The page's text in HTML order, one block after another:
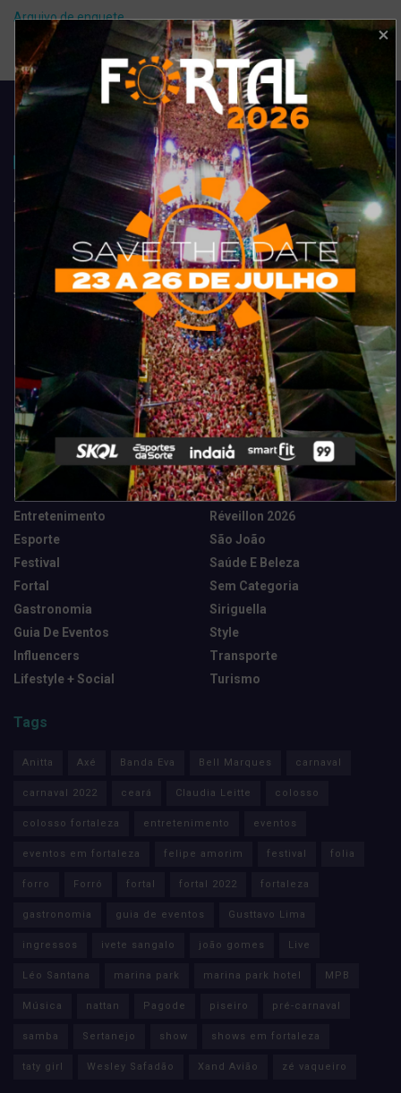
Arquivo de enquete
Acompanhe todas as novidades do entretenimento na região de
Fortaleza. Dicas, promoções, coberturas exclusivas e muito mais.
Categorias
Camarote Vip Junino
Cidade
Destaques
Entretenimento
Esporte
Festival
Fortal
Gastronomia
Guia De Eventos
Influencers
Lifestyle + Social
Marketing E Negócios
Música
News Tech
Réveillon 2026
São João
Saúde E Beleza
Sem Categoria
Siriguella
Style
Transporte
Turismo
Tags
Anitta Axé Banda Eva Bell Marques carnaval
carnaval 2022 ceará Claudia Leitte colosso
colosso fortaleza entretenimento eventos
eventos em fortaleza felipe amorim festival folia
forro Forró fortal fortal 2022 fortaleza
gastronomia guia de eventos Gusttavo Lima
ingressos ivete sangalo joão gomes Live
Léo Santana marina park marina park hotel MPB
Música nattan Pagode piseiro pré-carnaval
samba Sertanejo show shows em fortaleza
taty girl Wesley Safadão Xand Avião zé vaqueiro